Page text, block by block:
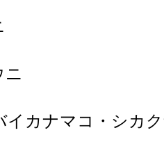
ニ
カナマコ・シカ